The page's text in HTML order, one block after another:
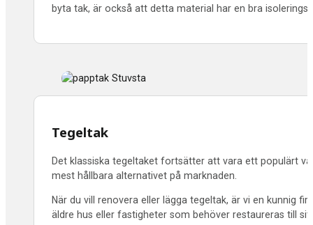
byta tak, är också att detta material har en bra
Tegeltak
Det klassiska tegeltaket fortsätter att vara ett populärt
mest hållbara alternativet på marknaden.
När du vill renovera eller lägga tegeltak, är vi en kunnig
äldre hus eller fastigheter som behöver restaureras till